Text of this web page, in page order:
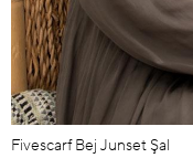
Fivescarf Bej Junset Şal